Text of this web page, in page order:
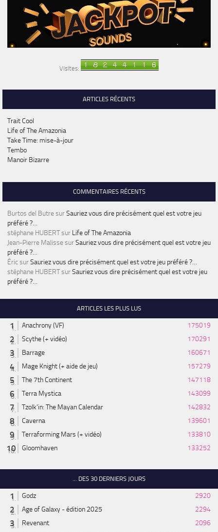
Visites:
ARTICLES RÉCENTS
Trait Cool
Life of The Amazonia
Take Time: mise-à-jour
Tembo
Manoir Bizarre
COMMENTAIRES RÉCENTS
Burtos del ButresurSauriez vous dire précisément quel est votre jeu
préféré ?…
stéphane HUBERTsur Life of The Amazonia
Jean-Pierre MalissesurSauriez vous dire précisément quel est votre jeu
préféré ?…
ÉricsurSauriez vous dire précisément quel est votre jeu préféré ?…
stéphane HUBERTsurSauriez vous dire précisément quel est votre jeu
préféré ?…
ARTICLES LES PLUS LUS
Anachrony (VF)
175019
Scythe (+ vidéo)
170291
Barrage
160671
Mage Knight (+ aide de jeu)
157279
The 7th Continent
147118
Terra Mystica
143099
Tzolk'in: The Mayan Calendar
142832
Caverna
139601
Terraforming Mars (+ vidéo)
133810
Gloomhaven
133252
... DES 30 DERNIERS JOURS
Godz
2920
Age of Galaxy - édition 2025
2294
Revenant
2096